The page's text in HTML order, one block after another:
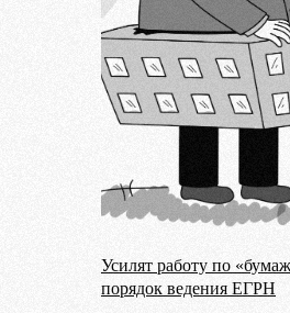
Усилят работу по
порядок ведения ЕГРН